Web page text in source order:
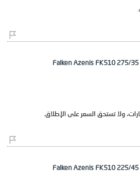
ولا تستحق السعر على الإطلاق.